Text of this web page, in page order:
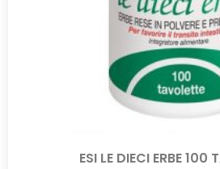
ESI LE DIECI ERBE 100